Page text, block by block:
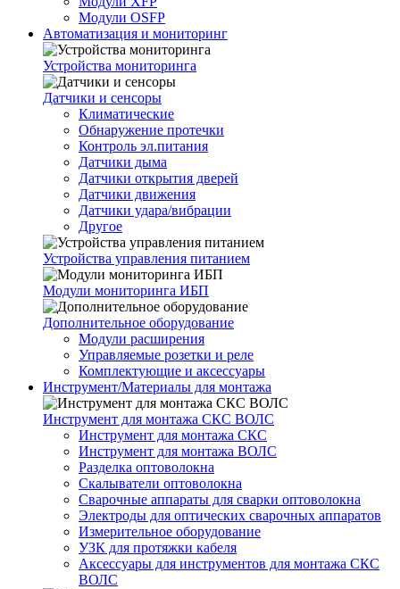
Модули OSFP
Автоматизация и мониторинг
Устройства мониторинга
Датчики и сенсоры
Климатические
Обнаружение протечки
Контроль эл.питания
Датчики дыма
Датчики открытия дверей
Датчики движения
Датчики удара/вибрации
Другое
Устройства управления питанием
Модули мониторинга ИБП
Дополнительное оборудование
Модули расширения
Управляемые розетки и реле
Комплектующие и аксессуары
Инструмент/Материалы для монтажа
Инструмент для монтажа СКС ВОЛС
Инструмент для монтажа СКС
Инструмент для монтажа ВОЛС
Разделка оптоволокна
Скалыватели оптоволокна
Сварочные аппараты для сварки оптоволокна
Электроды для оптических сварочных аппаратов
Измерительное оборудование
УЗК для протяжки кабеля
Аксессуары для инструментов для монтажа СКС
ВОЛС